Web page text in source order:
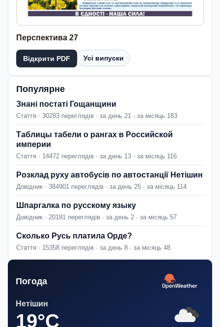
Перспектива 27
Відкрити PDF Усі випуски
Популярне
Знані постаті Гощанщини
Стаття · 30283 переглядів · за день 21 · за місяць 183
Таблицы табели о рангах в Российской
империи
Стаття · 14472 переглядів · за день 13 · за місяць 116
Розклад руху автобусів по автостанції Нетішин
Довідник · 384901 переглядів · за день 25 · за місяць 114
Шпаргалка по русскому языку
Довідник · 20191 переглядів · за день 2 · за місяць 57
Сколько Русь платила Орде?
Стаття · 15358 переглядів · за день 8 · за місяць 48
Погода
Нетішин
19°C